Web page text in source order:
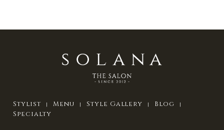
Stylist Menu Style Gallery
Blog
Specialty